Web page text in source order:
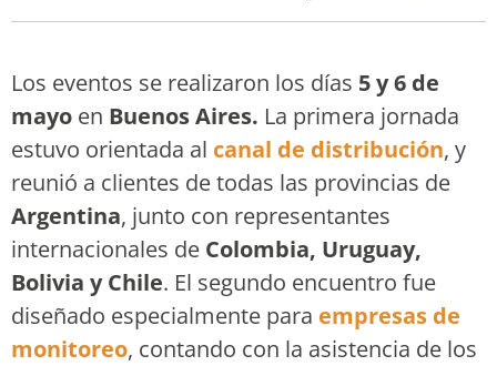
Los eventos se realizaron los días 5 y 6 de
mayo en Buenos Aires. La primera jornada
estuvo orientada al canal de distribución, y
reunió a clientes de todas las provincias de
Argentina, junto con representantes
internacionales de Colombia, Uruguay,
Bolivia y Chile. El segundo encuentro fue
diseñado especialmente para empresas de
monitoreo, contando con la asistencia de los